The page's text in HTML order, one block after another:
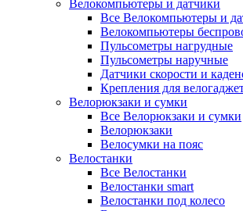
Велокомпьютеры и датчики
Все Велокомпьютеры и
Велокомпьютеры
Пульсометры нагрудные
Пульсометры наручные
Датчики скорости и
Крепления для
Велорюкзаки и сумки
Все Велорюкзаки и сумки
Велорюкзаки
Велосумки на пояс
Велостанки
Все Велостанки
Велостанки smart
Велостанки под колесо